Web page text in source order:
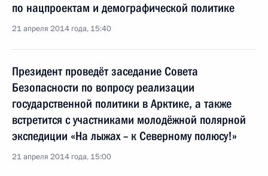
по нацпроектам и демографической политике
21 апреля 2014 года, 15:40
Президент проведёт заседание Совета
Безопасности по вопросу реализации
государственной политики в Арктике, а также
встретится с участниками молодёжной полярной
экспедиции «На лыжах – к Северному полюсу!»
21 апреля 2014 года, 15:00